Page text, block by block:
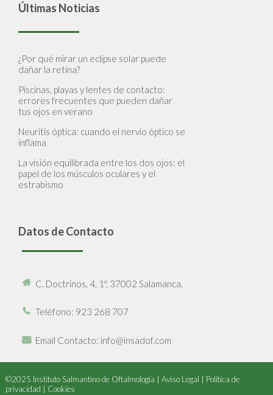
Últimas Noticias
¿Por qué mirar un eclipse solar puede
dañar la retina?
Piscinas, playas y lentes de contacto:
errores frecuentes que pueden dañar
tus ojos en verano
Neuritis óptica: cuando el nervio óptico se
inflama
La visión equilibrada entre los dos ojos: el
papel de los músculos oculares y el
estrabismo
Datos de Contacto
C. Doctrinos, 4, 1º, 37002 Salamanca.
Teléfono: 923 268 707
Email Contacto: info@insadof.com
©2025 Instituto Salmantino de Oftalmología | Aviso Legal
Política de
privacidad
Cookies